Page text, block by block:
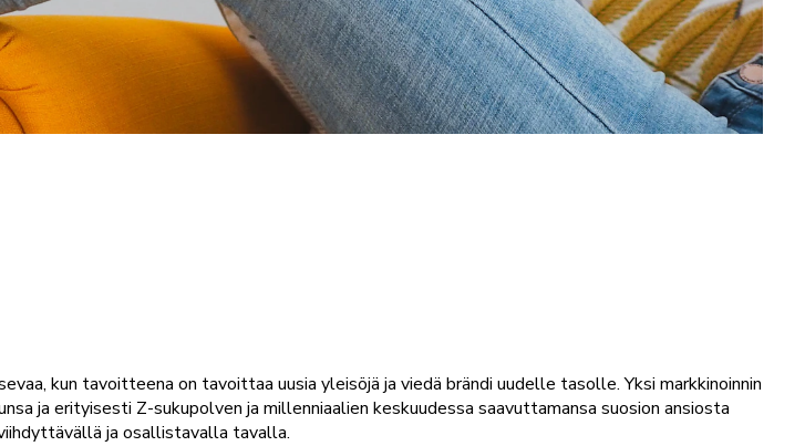
kun tavoitteena on tavoittaa uusia yleisöjä ja viedä brändi uudelle tasolle. Yksi markkinoinnin
ja erityisesti Z-sukupolven ja millenniaalien keskuudessa saavuttamansa suosion ansiosta
ja osallistavalla tavalla.